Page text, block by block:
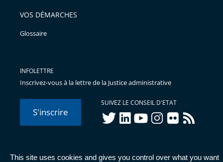
This site uses cookies and gives you control over what you want
VOS DÉMARCHES
Glossaire
INFOLETTRE
Inscrivez-vous à la lettre de la Justice administrative
S'inscrire
SUIVEZ LE CONSEIL D'ETAT
twitterlinkedInyoutubeinstagram
flickr rss